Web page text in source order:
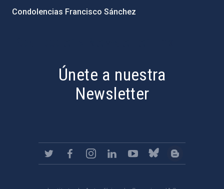
Condolencias Francisco Sánchez
Únete a nuestra
Newsletter